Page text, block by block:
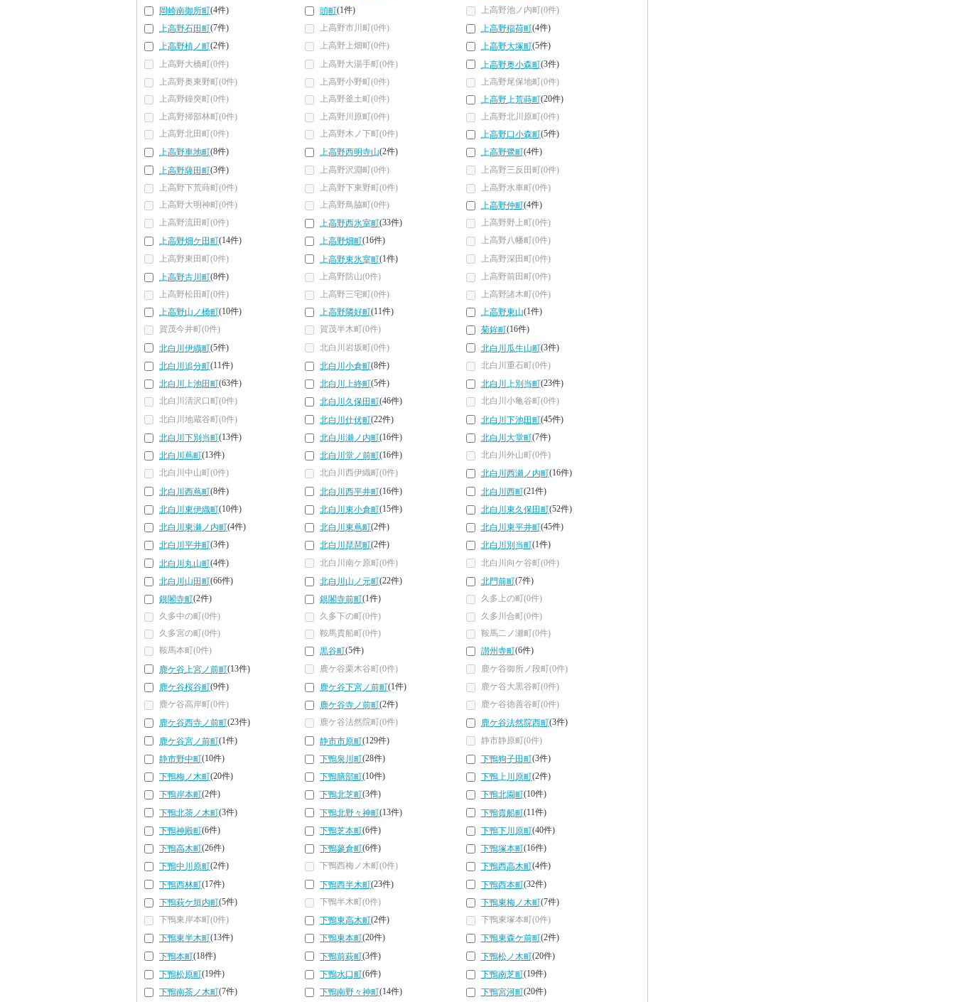
岡崎南御所町(4件) 頭町(1件)
上高野池ノ内町(0件)
上高野石田町(7件) 上高野市川町(0件) 上高野稲荷町(4件)
上高野植ノ町(2件) 上高野上畑町(0件) 上高野大塚町(5件)
上高野大橋町(0件)
上高野大湯手町(0件) 上高野奥小森町(3件)
上高野奥東野町(0件)
上高野小野町(0件)
上高野尾保地町(0件)
上高野鐘突町(0件)
上高野釜土町(0件) 上高野上荒蒔町(20件)
上高野掃部林町(0件)
上高野川原町(0件)
上高野北川原町(0件)
上高野北田町(0件)
上高野木ノ下町(0件) 上高野口小森町(5件)
上高野車地町(8件) 上高野西明寺山(2件) 上高野鷺町(4件)
上高野薩田町(3件) 上高野沢淵町(0件)
上高野三反田町(0件)
上高野下荒蒔町(0件)
上高野下東野町(0件)
上高野水車町(0件)
上高野大明神町(0件)
上高野鳥脇町(0件) 上高野仲町(4件)
上高野流田町(0件)
上高野西氷室町(33件)
上高野野上町(0件)
上高野畑ケ田町(14件) 上高野畑町(16件)
上高野八幡町(0件)
上高野東田町(0件)
上高野東氷室町(1件)
上高野深田町(0件)
上高野古川町(8件) 上高野防山(0件)
上高野前田町(0件)
上高野松田町(0件)
上高野三宅町(0件)
上高野諸木町(0件)
上高野山ノ橋町(10件) 上高野隣好町(11件) 上高野東山(1件)
賀茂今井町(0件)
賀茂半木町(0件) 菊鉾町(16件)
北白川伊織町(5件) 北白川岩坂町(0件) 北白川瓜生山町(3件)
北白川追分町(11件) 北白川小倉町(8件)
北白川重石町(0件)
北白川上池田町(63件) 北白川上終町(5件) 北白川上別当町(23件)
北白川清沢口町(0件)
北白川久保田町(46件)
北白川小亀谷町(0件)
北白川地蔵谷町(0件)
北白川仕伏町(22件) 北白川下池田町(45件)
北白川下別当町(13件) 北白川瀬ノ内町(16件) 北白川大堂町(7件)
北白川蔦町(13件) 北白川堂ノ前町(16件)
北白川外山町(0件)
北白川中山町(0件)
北白川西伊織町(0件) 北白川西瀬ノ内町(16件)
北白川西蔦町(8件) 北白川西平井町(16件) 北白川西町(21件)
北白川東伊織町(10件) 北白川東小倉町(15件) 北白川東久保田町(52件)
北白川東瀬ノ内町(4件) 北白川東蔦町(2件) 北白川東平井町(45件)
北白川平井町(3件) 北白川琵琶町(2件) 北白川別当町(1件)
北白川丸山町(4件) 北白川南ケ原町(0件)
北白川向ケ谷町(0件)
北白川山田町(66件) 北白川山ノ元町(22件) 北門前町(7件)
銀閣寺町(2件) 銀閣寺前町(1件)
久多上の町(0件)
久多中の町(0件)
久多下の町(0件)
久多川合町(0件)
久多宮の町(0件)
鞍馬貴船町(0件)
鞍馬二ノ瀬町(0件)
鞍馬本町(0件)
黒谷町(5件) 讃州寺町(6件)
鹿ケ谷上宮ノ前町(13件) 鹿ケ谷栗木谷町(0件)
鹿ケ谷御所ノ段町(0件)
鹿ケ谷桜谷町(9件) 鹿ケ谷下宮ノ前町(1件)
鹿ケ谷大黒谷町(0件)
鹿ケ谷高岸町(0件)
鹿ケ谷寺ノ前町(2件)
鹿ケ谷徳善谷町(0件)
鹿ケ谷西寺ノ前町(23件) 鹿ケ谷法然院町(0件) 鹿ケ谷法然院西町(3件)
鹿ケ谷宮ノ前町(1件) 静市市原町(129件)
静市静原町(0件)
静市野中町(10件) 下鴨泉川町(28件) 下鴨狗子田町(3件)
下鴨梅ノ木町(20件) 下鴨膳部町(10件) 下鴨上川原町(2件)
下鴨岸本町(2件) 下鴨北芝町(3件) 下鴨北園町(10件)
下鴨北茶ノ木町(3件) 下鴨北野々神町(13件) 下鴨貴船町(11件)
下鴨神殿町(6件) 下鴨芝本町(6件) 下鴨下川原町(40件)
下鴨高木町(26件) 下鴨蓼倉町(6件) 下鴨塚本町(16件)
下鴨中川原町(2件) 下鴨西梅ノ木町(0件) 下鴨西高木町(4件)
下鴨西林町(17件) 下鴨西半木町(23件) 下鴨西本町(32件)
下鴨萩ケ垣内町(5件) 下鴨半木町(0件) 下鴨東梅ノ木町(7件)
下鴨東岸本町(0件)
下鴨東高木町(2件)
下鴨東塚本町(0件)
下鴨東半木町(13件) 下鴨東本町(20件) 下鴨東森ケ前町(2件)
下鴨本町(18件) 下鴨前萩町(3件) 下鴨松ノ木町(20件)
下鴨松原町(19件) 下鴨水口町(6件) 下鴨南芝町(19件)
下鴨南茶ノ木町(7件) 下鴨南野々神町(14件) 下鴨宮河町(20件)